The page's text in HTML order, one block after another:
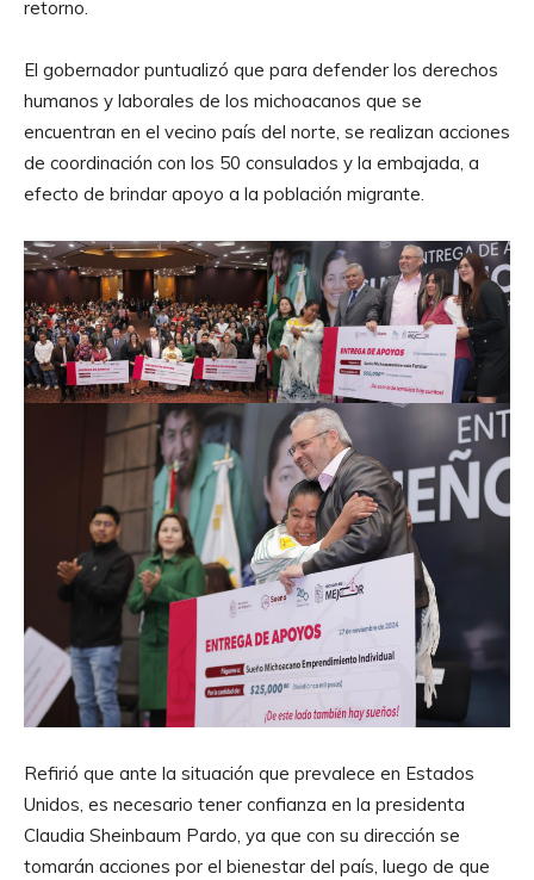
retorno.
El gobernador puntualizó que para defender los derechos
humanos y laborales de los michoacanos que se
encuentran en el vecino país del norte, se realizan acciones
de coordinación con los 50 consulados y la embajada, a
efecto de brindar apoyo a la población migrante.
Refirió que ante la situación que prevalece en Estados
Unidos, es necesario tener confianza en la presidenta
Claudia Sheinbaum Pardo, ya que con su dirección se
tomarán acciones por el bienestar del país, luego de que